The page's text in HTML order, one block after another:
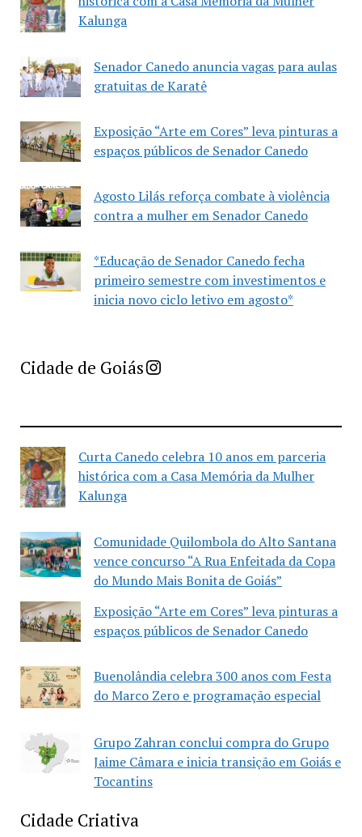
Kalunga
Senador Canedo anuncia vagas para aulas
gratuitas de Karatê
Exposição “Arte em Cores” leva pinturas a
espaços públicos de Senador Canedo
Agosto Lilás reforça combate à violência
contra a mulher em Senador Canedo
*Educação de Senador Canedo fecha
primeiro semestre com investimentos e
inicia novo ciclo letivo em agosto*
Cidade de GoiásImprensa Criativa da Cidade de Goiás
Curta Canedo celebra 10 anos em parceria
histórica com a Casa Memória da Mulher
Kalunga
Comunidade Quilombola do Alto Santana
vence concurso “A Rua Enfeitada da Copa
do Mundo Mais Bonita de Goiás”
Exposição “Arte em Cores” leva pinturas a
espaços públicos de Senador Canedo
Buenolândia celebra 300 anos com Festa
do Marco Zero e programação especial
Grupo Zahran conclui compra do Grupo
Jaime Câmara e inicia transição em Goiás e
Tocantins
Cidade Criativa